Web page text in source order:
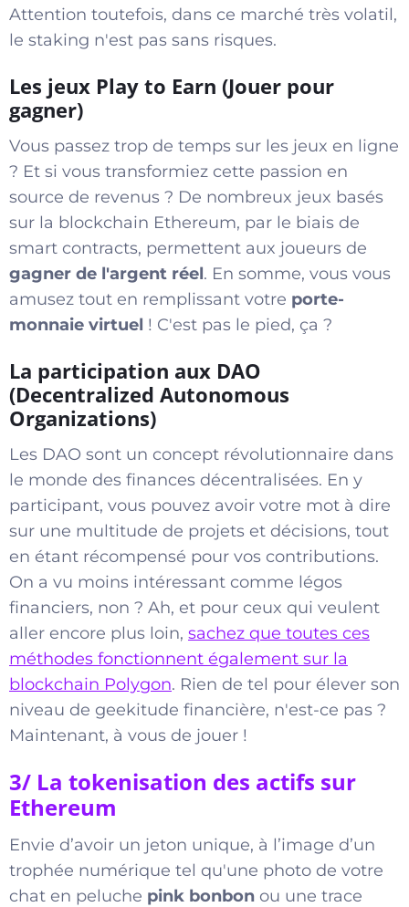
Attention toutefois, dans ce marché très volatil,
le staking n'est pas sans risques.
Les jeux Play to Earn (Jouer pour
gagner)
Vous passez trop de temps sur les jeux en ligne
? Et si vous transformiez cette passion en
source de revenus ? De nombreux jeux basés
sur la blockchain Ethereum, par le biais de
smart contracts, permettent aux joueurs de
gagner de l'argent réel. En somme, vous vous
amusez tout en remplissant votre porte-
monnaie virtuel ! C'est pas le pied, ça ?
La participation aux DAO
(Decentralized Autonomous
Organizations)
Les DAO sont un concept révolutionnaire dans
le monde des finances décentralisées. En y
participant, vous pouvez avoir votre mot à dire
sur une multitude de projets et décisions, tout
en étant récompensé pour vos contributions.
On a vu moins intéressant comme légos
financiers, non ? Ah, et pour ceux qui veulent
aller encore plus loin, sachez que toutes ces
méthodes fonctionnent également sur la
blockchain Polygon. Rien de tel pour élever son
niveau de geekitude financière, n'est-ce pas ?
Maintenant, à vous de jouer !
3/ La tokenisation des actifs sur
Ethereum
Envie d’avoir un jeton unique, à l’image d’un
trophée numérique tel qu'une photo de votre
chat en peluche pink bonbon ou une trace